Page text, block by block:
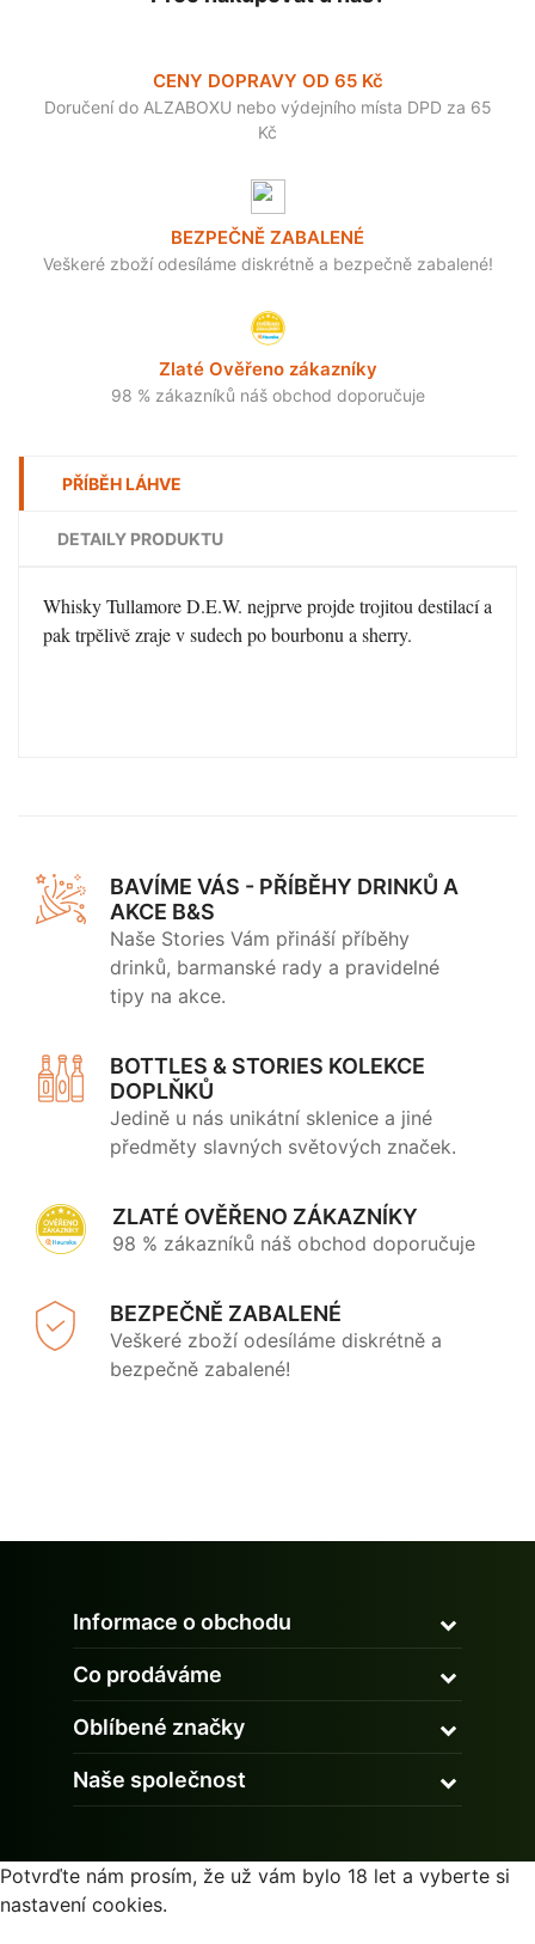
CENY DOPRAVY OD 65 Kč
Doručení do ALZABOXU nebo výdejního místa DPD za 65
Kč
BEZPEČNĚ ZABALENÉ
Veškeré zboží odesíláme diskrétně a bezpečně zabalené!
Zlaté Ověřeno zákazníky
98 % zákazníků náš obchod doporučuje
PŘÍBĚH LÁHVE
DETAILY PRODUKTU
Whisky Tullamore D.E.W. nejprve projde trojitou destilací a
pak trpělivě zraje v sudech po bourbonu a sherry.
BAVÍME VÁS - PŘÍBĚHY DRINKŮ A
AKCE B&S
Naše Stories Vám přináší příběhy
drinků, barmanské rady a pravidelné
tipy na akce.
BOTTLES & STORIES KOLEKCE
DOPLŇKŮ
Jedině u nás unikátní sklenice a jiné
předměty slavných světových značek.
ZLATÉ OVĚŘENO ZÁKAZNÍKY
98 % zákazníků náš obchod doporučuje
BEZPEČNĚ ZABALENÉ
Veškeré zboží odesíláme diskrétně a
bezpečně zabalené!
Informace o obchodu
Co prodáváme
Oblíbené značky
Naše společnost
Potvrďte nám prosím, že už vám bylo 18 let a vyberte si
nastavení cookies.